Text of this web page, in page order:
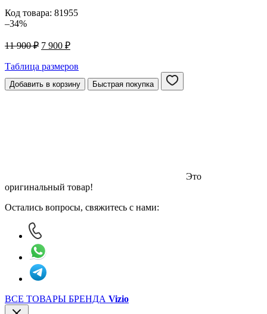
Код товара: 81955
–34%
11 900₽ Первоначальная
составляла
900 ₽.
7 900 ₽Текущая
7
900 ₽.
Таблица размеров
Добавить в корзину Быстрая покупка
Это
оригинальный товар!
Остались вопросы, свяжитесь с нами:
ВСЕ ТОВАРЫ БРЕНДА Vizio